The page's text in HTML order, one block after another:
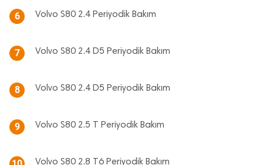
6 Volvo S80 2.4 Periyodik Bakım
7 Volvo S80 2.4 D5 Periyodik Bakım
8 Volvo S80 2.4 D5 Periyodik Bakım
9 Volvo S80 2.5 T Periyodik Bakım
Volvo S80 2.8 T6 Periyodik Bakım